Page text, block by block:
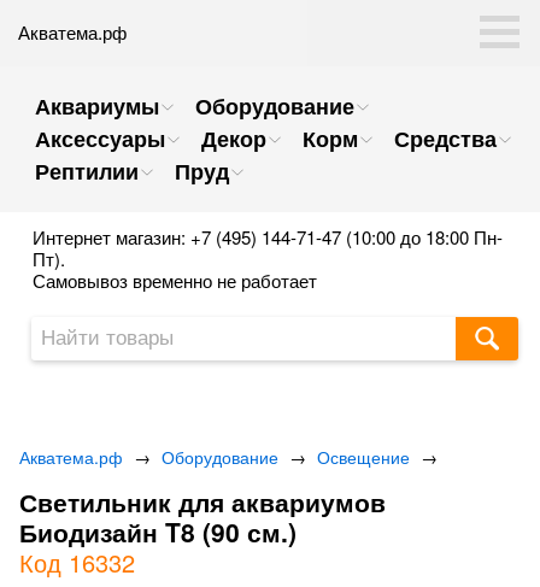
Акватема.рф
Аквариумы
Оборудование
Аксессуары
Декор Корм
Средства
Рептилии
Пруд
Интернет магазин: +7 (495) 144-71-47 (10:00 до 18:00 Пн-
Пт).
Самовывоз временно не работает
Акватема.рф → Оборудование → Освещение →
Светильник для аквариумов
Биодизайн T8 (90 см.)
Код 16332